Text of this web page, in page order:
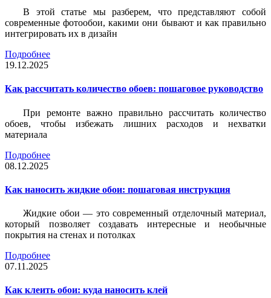
В этой статье мы разберем, что представляют собой
современные фотообои, какими они бывают и как правильно
интегрировать их в дизайн
Подробнее
19.12.2025
Как рассчитать количество обоев: пошаговое руководство
При ремонте важно правильно рассчитать количество
обоев, чтобы избежать лишних расходов и нехватки
материала
Подробнее
08.12.2025
Как наносить жидкие обои: пошаговая инструкция
Жидкие обои — это современный отделочный материал,
который позволяет создавать интересные и необычные
покрытия на стенах и потолках
Подробнее
07.11.2025
Как клеить обои: куда наносить клей